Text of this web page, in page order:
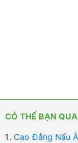
CÓ THỂ BẠN
Cao Đẳng Nấu